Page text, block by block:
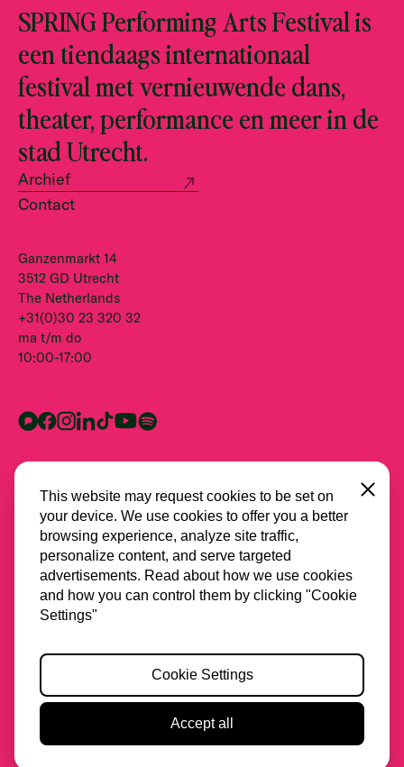
SPRING Performing Arts Festival is
een tiendaags internationaal
festival met vernieuwende dans,
theater, performance en meer in de
stad Utrecht.
Archief
Contact
Ganzenmarkt 14
3512 GD Utrecht
The Netherlands
+31(0)30 23 320 32
ma t/m do
10:00-17:00
Alle partners
Cookies
Toegankelijkheid
Website & design doorLava
This website may request cookies to be set on
your device. We use cookies to offer you a better
browsing experience, analyze site traffic,
personalize content, and serve targeted
advertisements. Read about how we use cookies
and how you can control them by clicking "Cookie
Settings"
Close
Cookie Settings
Accept all